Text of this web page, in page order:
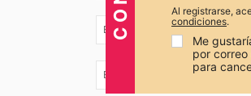
EC + 593
EC + 593
Al registrarse,
condiciones.
Me
por correo
para